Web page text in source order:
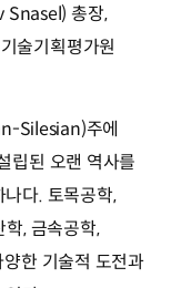
Snasel) 총장,
술기획평가원
Silesian)주에
립된 오랜 역사를
다. 토목공학,
학, 금속공학,
한 기술적 도전과